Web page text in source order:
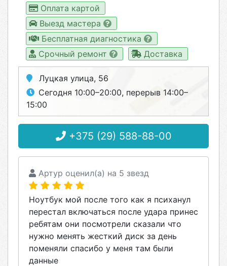
Оплата картой
Выезд мастера
Бесплатная диагностика
Срочный ремонт
Доставка
Луцкая улица, 56
Сегодня 10:00–20:00, перерыв 14:00–
15:00
+375 (29) 588-88-00
Артур оценил(а) на 5 звезд
Ноутбук мой после того как я психанул
перестал включаться после удара принес
ребятам они посмотрели сказали что
нужно менять жесткий диск за день
поменяли спасибо у меня там были
данные